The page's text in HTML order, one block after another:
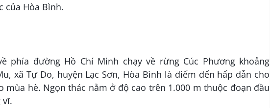
của Hòa Bình.
phía đường Hồ Chí Minh chạy về rừng Cúc Phương khoảng
xã Tự Do, huyện Lạc Sơn, Hòa Bình là điểm đến hấp dẫn cho
hè. Ngọn thác nằm ở độ cao trên 1.000 m thuộc đoạn đầu
vĩ.